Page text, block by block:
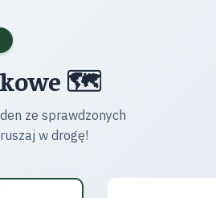
🗺️
ze sprawdzonych
w drogę!